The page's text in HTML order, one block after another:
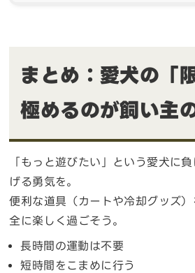
まとめ：愛犬の「
極めるのが飼い主
「もっと遊びたい」という愛犬に
げる勇気を。
便利な道具（カートや冷却グッズ
全に楽しく過ごそう。
長時間の運動は不要
短時間をこまめに行う